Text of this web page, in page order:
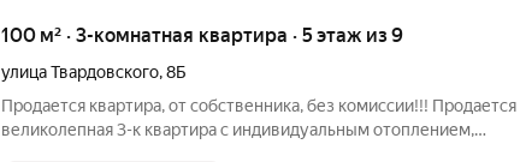
100 м² · 3-комнатная квартира · 5 этаж из 9
улица Твардовского,8Б
Продается квартира, от собственника, без комиссии!!! Продается
великолепная 3-к квартира с индивидуальным отоплением,